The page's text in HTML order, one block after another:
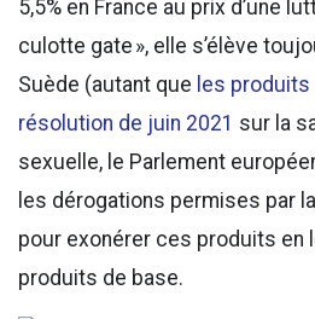
5,5% en France au prix d’une
culotte gate », elle s’élève
Suède (autant que les produits
résolution de juin 2021 sur la
sexuelle, le Parlement
les dérogations permises par
pour exonérer ces produits en
produits de base.